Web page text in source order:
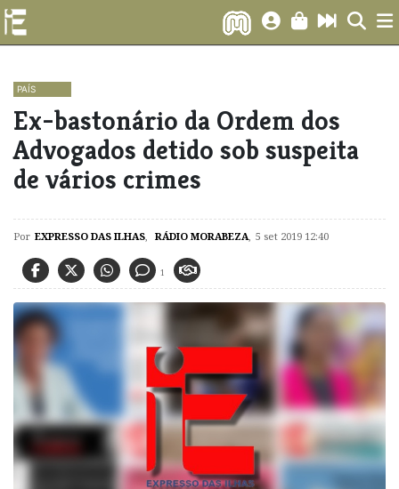
PAÍS
Ex-bastonário da Ordem dos
Advogados detido sob suspeita
de vários crimes
Por EXPRESSO DAS ILHAS, RÁDIO MORABEZA, 5 set 2019 12:40
1